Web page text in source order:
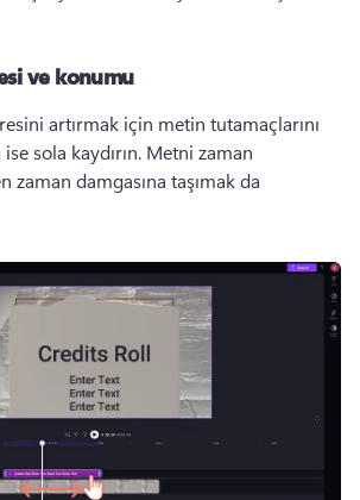
ve konumu
artırmak için metin tutamaçlarını
sola kaydırın. Metni zaman
zaman damgasına taşımak da